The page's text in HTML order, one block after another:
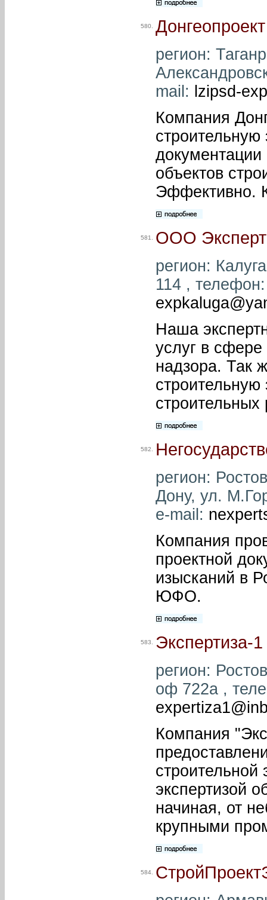
580. Донгеопроект
регион:
mail: lzipsd-
Компания
строительную
документации
объектов
Эффективно.
581. ООО
регион:
114 ,
Наша
услуг в сфере
надзора. Так
строительную
строительных
582.
регион:
Дону, ул.
e-mail:
Компания
проектной
изысканий в
ЮФО.
583. Экспертиза-1
регион:
оф 722а ,
Компания
экспертизой
начиная, от
крупными
584.